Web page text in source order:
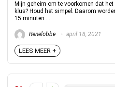
Mijn geheim om te voorkomen dat
klus? Houd het simpel. Daarom
15 minuten ...
Renelobbe april 18, 2021
LEES MEER +